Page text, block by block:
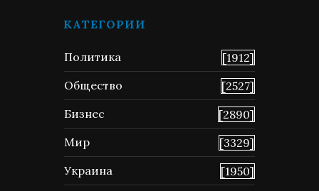
КАТЕГОРИИ
Политика
[1912]
Общество
[2527]
Бизнес
[2890]
Мир
[3329]
Украина
[1950]